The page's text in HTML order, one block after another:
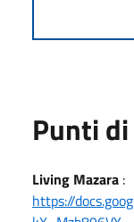
Punti
Living Mazara :
https://